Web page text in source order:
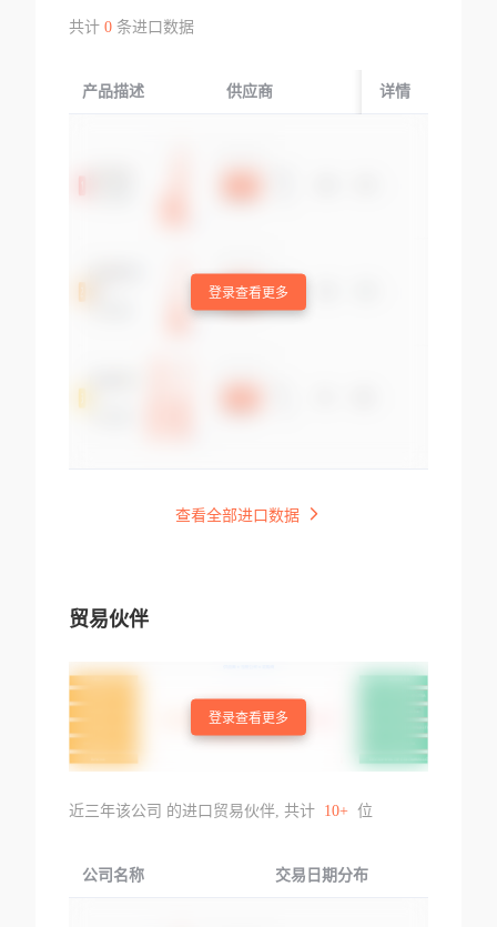
共计 0条进口数据
产品描述 供应商 起运国/地区
详情
登录查看更多
查看全部进口数据
贸易伙伴
登录查看更多
近三年该公司 的进口贸易伙伴, 共计 10+ 位
公司名称 交易日期分布